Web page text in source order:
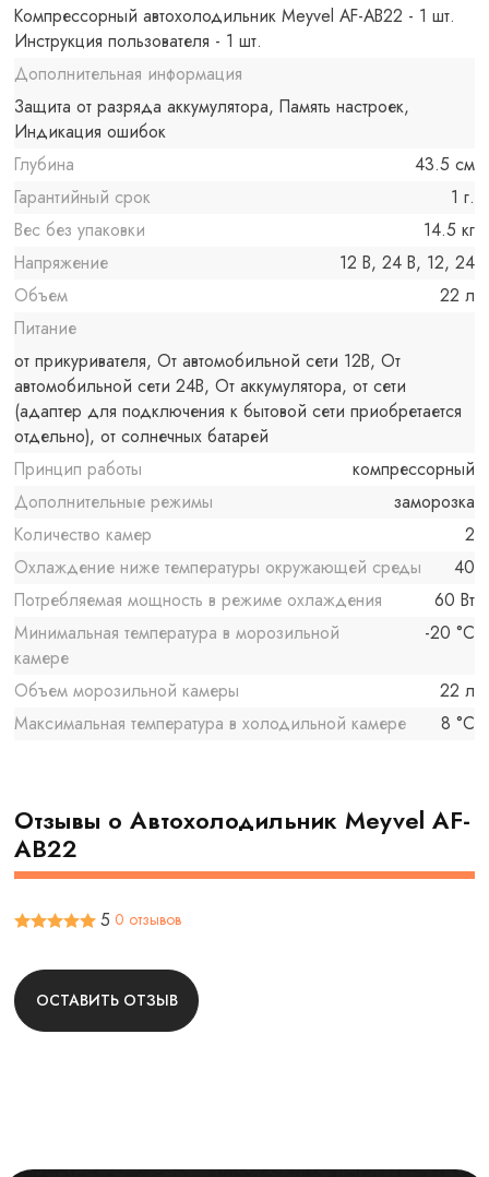
Компрессорный автохолодильник Meyvel AF-AB22 - 1 шт.
Инструкция пользователя - 1 шт.
Дополнительная информация
Защита от разряда аккумулятора, Память настроек,
Индикация ошибок
Глубина
43.5 см
Гарантийный срок
1 г.
Вес без упаковки
14.5 кг
Напряжение
12 В, 24 В, 12, 24
Объем
22 л
Питание
от прикуривателя, От автомобильной сети 12В, От
автомобильной сети 24В, От аккумулятора, от сети
(адаптер для подключения к бытовой сети приобретается
отдельно), от солнечных батарей
Принцип работы
компрессорный
Дополнительные режимы
заморозка
Количество камер
2
Охлаждение ниже температуры окружающей среды
40
Потребляемая мощность в режиме охлаждения
60 Вт
Минимальная температура в морозильной
камере
-20 °C
Объем морозильной камеры
22 л
Максимальная температура в холодильной камере
8 °C
Отзывы о Автохолодильник Meyvel AF-
AB22
5 0 отзывов
ОСТАВИТЬ ОТЗЫВ